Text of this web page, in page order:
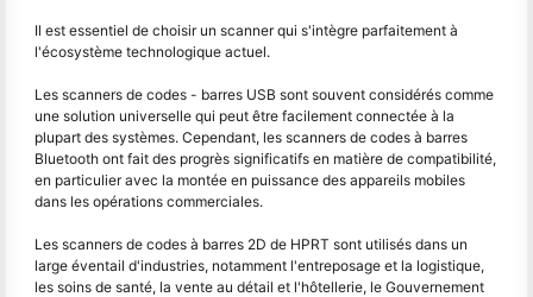
Il est essentiel de choisir un scanner qui s'intègre parfaitement à
l'écosystème technologique actuel.
Les scanners de codes - barres USB sont souvent considérés comme
une solution universelle qui peut être facilement connectée à la
plupart des systèmes. Cependant, les scanners de codes à barres
Bluetooth ont fait des progrès significatifs en matière de compatibilité,
en particulier avec la montée en puissance des appareils mobiles
dans les opérations commerciales.
Les scanners de codes à barres 2D de HPRT sont utilisés dans un
large éventail d'industries, notamment l'entreposage et la logistique,
les soins de santé, la vente au détail et l'hôtellerie, le Gouvernement